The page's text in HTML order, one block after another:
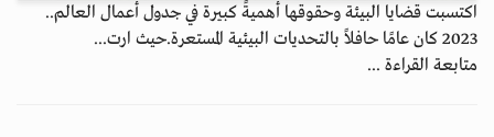
اكتسبت قضايا البيئة وحقوقها أهميةً كبيرة في جدول أعمال العالم..
2023 كان عامًا حافلاً بالتحديات البيئية المستعرة.حيث ارت...
متابعة القراءة ...